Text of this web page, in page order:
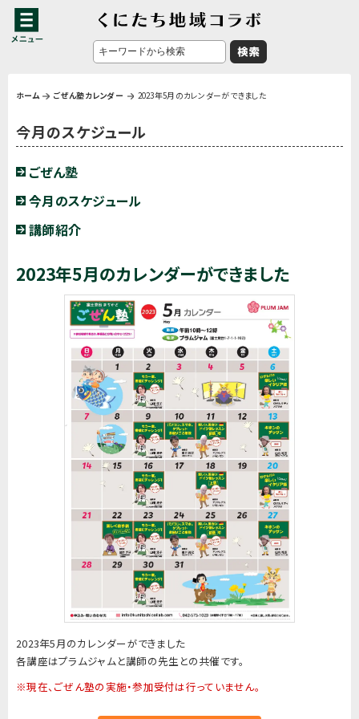
ホーム ごぜん塾カレンダー 2023年5月のカレンダーができました
今月のスケジュール
ごぜん塾
今月のスケジュール
講師紹介
2023年5月のカレンダーができました
2023年5月のカレンダーができました
各講座はプラムジャムと講師の先生との共催です。
※現在、ごぜん塾の実施・参加受付は行っていません。